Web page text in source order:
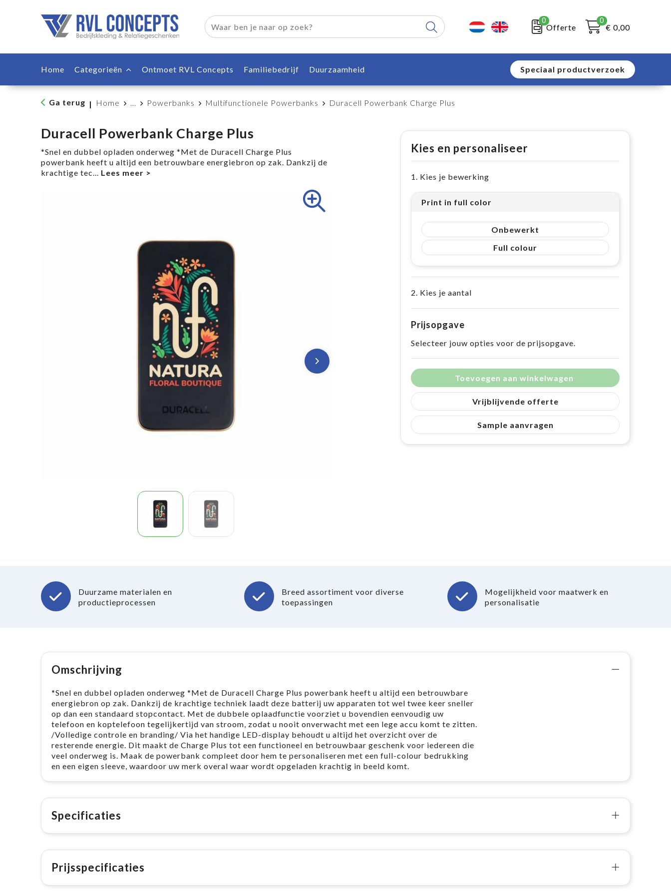
0
Offerte
0
€ 0,00
Home Categorieën Ontmoet RVL Concepts Familiebedrijf Duurzaamheid Speciaal productverzoek
Ga terug | Home ... Powerbanks Multifunctionele Powerbanks Duracell Powerbank Charge Plus
Duracell Powerbank Charge Plus
*Snel en dubbel opladen onderweg *Met de Duracell Charge Plus
powerbank heeft u altijd een betrouwbare energiebron op zak. Dankzij de
krachtige tec...
Kies en personaliseer
1. Kies je bewerking
Print in full color
Onbewerkt
Full colour
2. Kies je aantal
Prijsopgave
Selecteer jouw opties voor de prijsopgave.
Toevoegen aan winkelwagen
Vrijblijvende offerte
Sample aanvragen
Duurzame materialen en
productieprocessen
Breed assortiment voor diverse
toepassingen
Mogelijkheid voor maatwerk en
personalisatie
Omschrijving
*Snel en dubbel opladen onderweg *Met de Duracell Charge Plus powerbank heeft u altijd een betrouwbare
energiebron op zak. Dankzij de krachtige techniek laadt deze batterij uw apparaten tot wel twee keer sneller
op dan een standaard stopcontact. Met de dubbele oplaadfunctie voorziet u bovendien eenvoudig uw
telefoon en koptelefoon tegelijkertijd van stroom, zodat u nooit onverwacht met een lege accu komt te zitten.
/Volledige controle en branding/ Via het handige LED-display behoudt u altijd het overzicht over de
resterende energie. Dit maakt de Charge Plus tot een functioneel en betrouwbaar geschenk voor iedereen die
veel onderweg is. Maak de powerbank compleet door hem te personaliseren met een full-colour bedrukking
en een eigen sleeve, waardoor uw merk overal waar wordt opgeladen krachtig in beeld komt. ​
Specificaties
Prijsspecificaties